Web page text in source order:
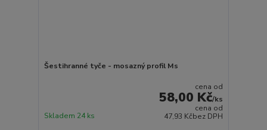
Šestihranné tyče - mosazný profil Ms
cena od
58,00 Kč/ks
cena od
47,93 Kčbez DPH
Skladem 24 ks